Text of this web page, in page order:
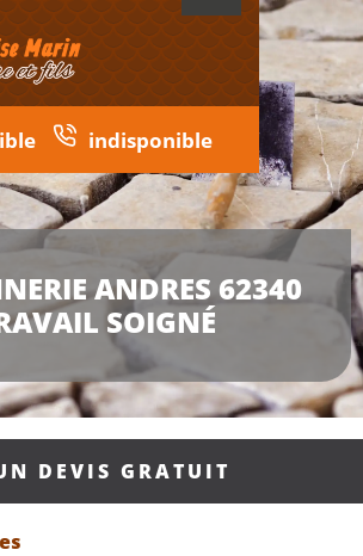
indisponible
ANDRES 62340
SOIGNÉ
DEVIS GRATUIT